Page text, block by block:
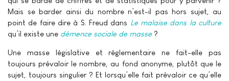
Mais se barder ainsi du nombre n’est-il pas hors sujet, au
point de faire dire à S. Freud dans Le malaise dans la culture
qu’il existe une démence sociale de masse ?
Une masse législative et réglementaire ne fait-elle pas
toujours prévaloir le nombre, au fond anonyme, plutôt que le
sujet, toujours singulier ? Et lorsqu’elle fait prévaloir ce qu’elle